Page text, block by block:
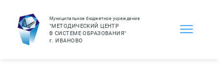
Муниципальное бюджетное учреждение
"МЕТОДИЧЕСКИЙ ЦЕНТР
В СИСТЕМЕ ОБРАЗОВАНИЯ"
г. ИВАНОВО